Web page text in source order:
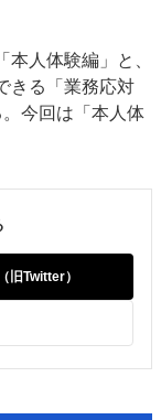
人体験編」と、
きる「業務応対
今回は「本人体
旧Twitter）